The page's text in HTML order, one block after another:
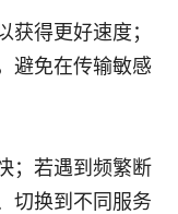
得更好速度；
避免在传输敏感
；若遇到频繁断
切换到不同服务